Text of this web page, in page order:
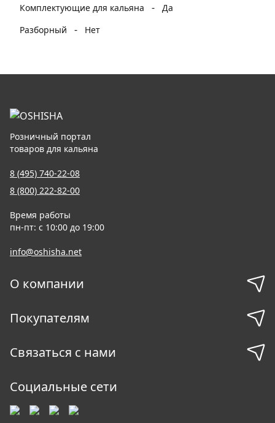
Комплектующие для кальяна
- Да
Разборный
- Нет
Розничный портал
товаров для кальяна
8 (495) 740-22-08
8 (800) 222-82-00
Время работы
пн-пт: с 10:00 до 19:00
info@oshisha.net
О компании
Покупателям
Связаться с нами
Социальные сети